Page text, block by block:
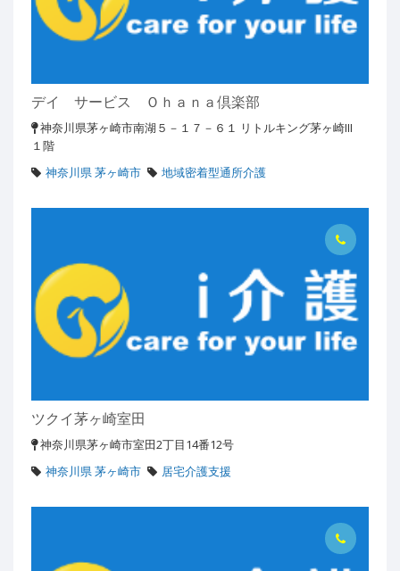
デイ サービス Ｏｈａｎａ倶楽部
神奈川県茅ヶ崎市南湖５－１７－６１ リトルキング茅ヶ崎III
１階
神奈川県 茅ヶ崎市
地域密着型通所介護
ツクイ茅ヶ崎室田
神奈川県茅ヶ崎市室田2丁目14番12号
神奈川県 茅ヶ崎市
居宅介護支援